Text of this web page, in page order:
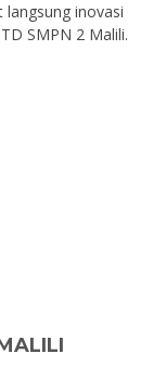
inovasi
SMPN 2 Malili.